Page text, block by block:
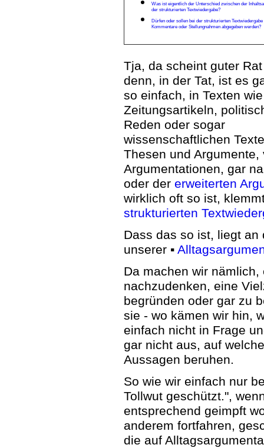
Was ist eigentlich der Unterschied zwischen der
der strukturierten Textwiedergabe?
Dürfen oder sollen bei der strukturierten Textwiedergabe
Kommentare oder Stellungnahmen abgegeben werden?
Tja, da scheint guter
denn, in der Tat, ist es
so einfach, in Texten wie
Zeitungsartikeln,
Reden oder sogar
wissenschaftlichen
Thesen und
Argumentationen, gar
oder der erweiterten
wirklich oft so ist,
strukturierten
Dass das so ist, liegt
unserer ▪
Da machen wir
nachzudenken, eine
begründen oder gar zu
sie - wo kämen wir hin,
einfach nicht in Frage
gar nicht aus, auf
Aussagen beruhen.
So wie wir einfach nur
Tollwut geschützt.",
entsprechend geimpft
anderem fortfahren,
die auf